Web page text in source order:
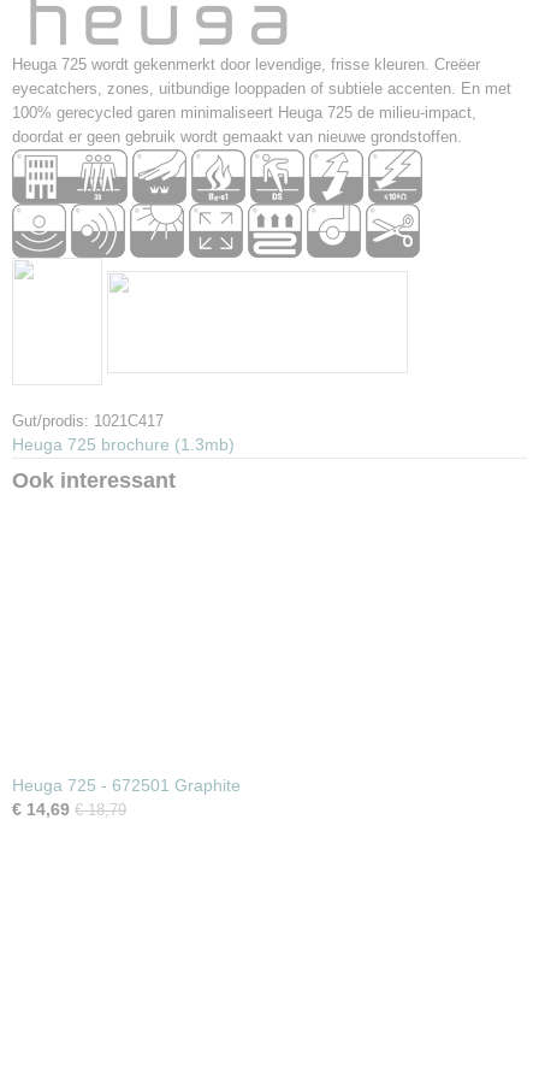
Getufte Velours
Garen
100% Solution Dyed Gerecycled Polyamide
Backing
Graphlex®
Formaat – Verpakking
50 x 50 cm – 4 m² Doos
Totaalgewicht
4030 g/m² ± 5%
Totale Hoogte
7,2 mm ± 0,5 mm
≥7 (ISO 105-B02)
Contactgeluid Absorptie ΔLw EN ISO 10140-3
25 dB
15 jaar
Heuga 725 wordt gekenmerkt door levendige, frisse kleuren. Creëer
eyecatchers, zones, uitbundige looppaden of subtiele accenten. En met
100% gerecycled garen minimaliseert Heuga 725 de milieu-impact,
doordat er geen gebruik wordt gemaakt van nieuwe grondstoffen.
Gut/prodis: 1021C417
Heuga 725 brochure (1.3mb)
Ook interessant
Heuga 725 - 672501 Graphite
€ 14,69 € 18,79